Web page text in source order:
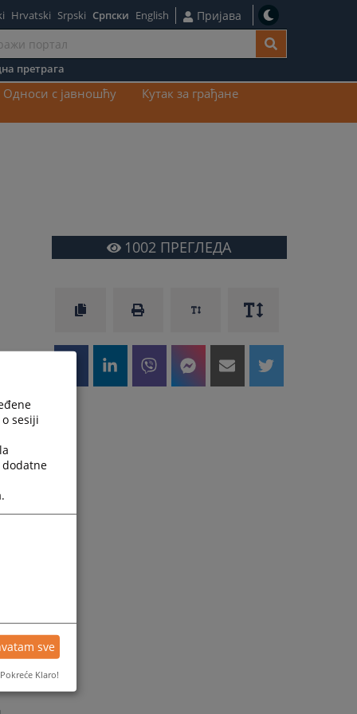
Hrvatski Srpski Српски English Пријава
претрага
Односи с јавношћу
Кутак за грађане
1002 ПРЕГЛЕДА
sesiji
sve
Pokreće Klaro!